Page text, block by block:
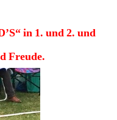
in 1. und 2. und
Freude.